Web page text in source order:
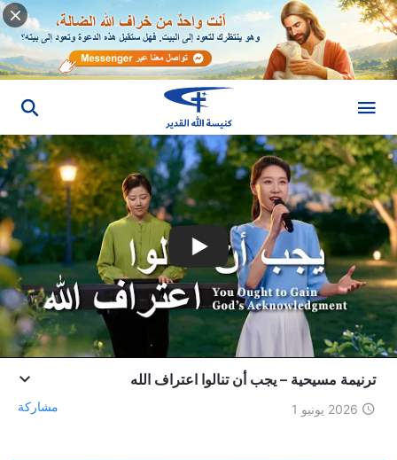
ترنيمة مسيحية – يجب أن تنالوا اعتراف الله
2026 يونيو 1 مشاركة